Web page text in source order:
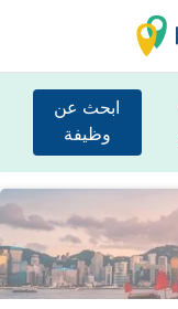
ابحث عن
وظيفة